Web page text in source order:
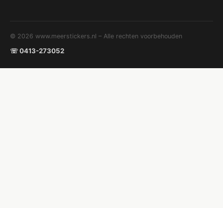
© 2026 www.meerstickers.nl – Alle rechten voorbehouden
☏ 0413-273052